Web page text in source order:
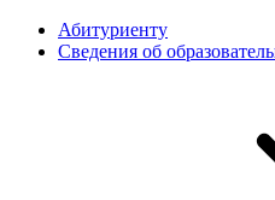
Абитуриенту
Сведения об